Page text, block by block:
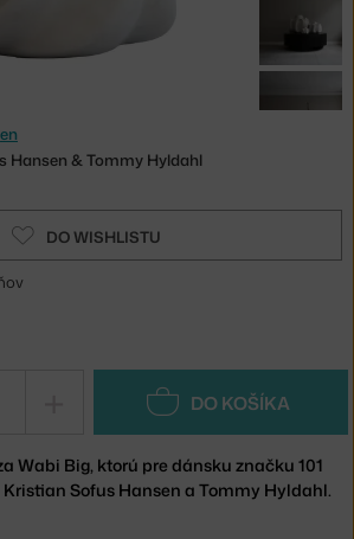
Hansen & Tommy Hyldahl
DO WISHLISTU
DO KOŠÍKA
Wabi Big, ktorú pre dánsku značku 101
Sofus Hansen a Tommy Hyldahl.